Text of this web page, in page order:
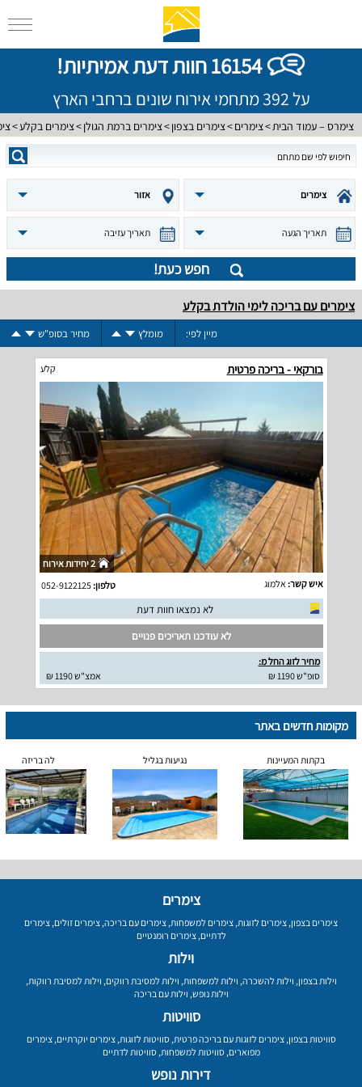
16154 חוות דעת אמיתיות!
על 392 מתחמי אירוח שונים ברחבי הארץ
צימרס – עמוד הבית צימרים צימרים בצפון צימרים ברמת הגולן צימרים בקלע
צימרים אזור
תאריך הגעה תאריך עזיבה
חפש כעת!
צימרים עם בריכה לימי הולדת בקלע
מיין לפי: מומלץ מחיר בסופ"ש
בורקאי - בריכה פרטית קלע
2 יחידות אירוח
איש קשר: אלמוג טלפון:052-9122125
לא נמצאו חוות דעת
לא עודכנו תאריכים פנויים
מחיר לזוג החל מ:
סופ"ש 1190 ₪
אמצ"ש 1190 ₪
מקומות חדשים באתר
בקתות המעיינות נגיעות בגליל לה בריזה
צימרים
צימרים בצפון, צימרים לזוגות, צימרים למשפחות, צימרים עם בריכה, צימרים זולים, צימרים
לדתיים,צימרים רומנטיים
וילות
וילות בצפון, וילות להשכרה, וילות למשפחות, וילות למסיבת רווקים, וילות למסיבת רווקות,
וילות נופש, וילות עם בריכה
סוויטות
סוויטות בצפון,צימרים לזוגות עם בריכה פרטית,סוויטות לזוגות,צימרים יוקרתיים,צימרים
מפוארים,סוויטות למשפחות,סוויטות לדתיים
דירות נופש